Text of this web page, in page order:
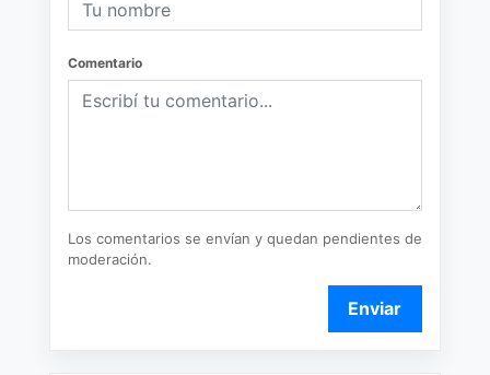
Comentario
Los comentarios se envían y quedan pendientes de
moderación.
Enviar